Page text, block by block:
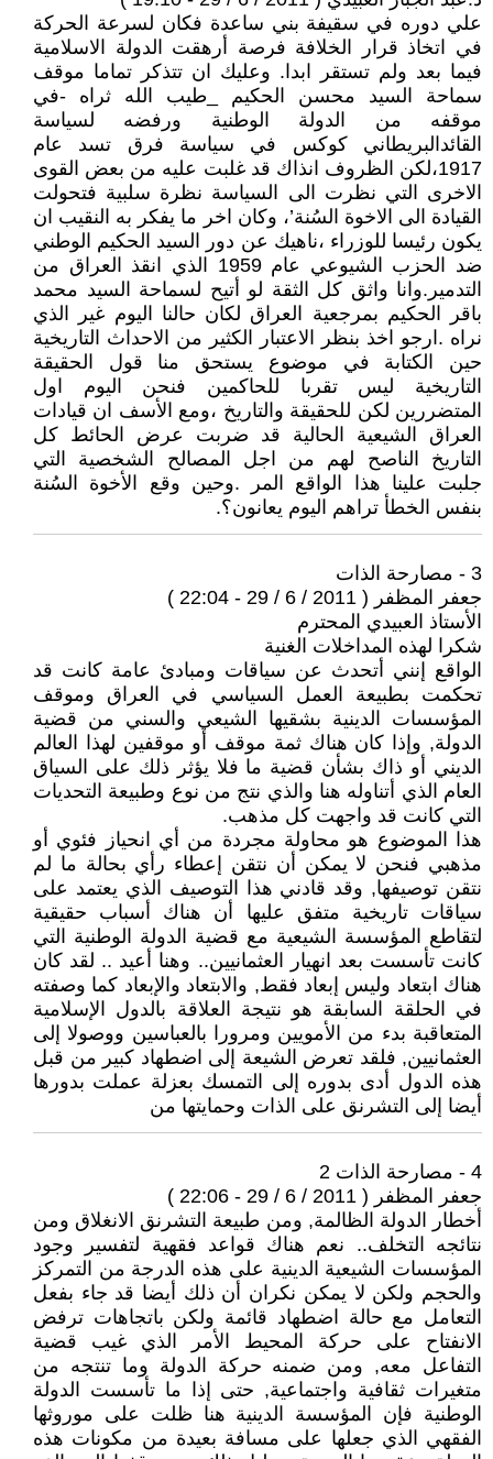
علي دوره في سقيفة بني ساعدة فكان لسرعة الحركة
في اتخاذ قرار الخلافة فرصة أرهقت الدولة الاسلامية
فيما بعد ولم تستقر ابدا. وعليك ان تتذكر تماما موقف
سماحة السيد محسن الحكيم _طيب الله ثراه -في
موقفه من الدولة الوطنية ورفضه لسياسة
القائدالبريطاني كوكس في سياسة فرق تسد عام
1917،لكن الظروف انذاك قد غلبت عليه من بعض القوى
الاخرى التي نظرت الى السياسة نظرة سلبية فتحولت
القيادة الى الاخوة السُنة’، وكان اخر ما يفكر به النقيب ان
يكون رئيسا للوزراء ،ناهيك عن دور السيد الحكيم الوطني
ضد الحزب الشيوعي عام 1959 الذي انقذ العراق من
التدمير.وانا واثق كل الثقة لو أتيح لسماحة السيد محمد
باقر الحكيم بمرجعية العراق لكان حالنا اليوم غير الذي
نراه .ارجو اخذ بنظر الاعتبار الكثير من الاحداث التاريخية
حين الكتابة في موضوع يستحق منا قول الحقيقة
التاريخية ليس تقربا للحاكمين فنحن اليوم اول
المتضررين لكن للحقيقة والتاريخ ،ومع الأسف ان قيادات
العراق الشيعية الحالية قد ضربت عرض الحائط كل
التاريخ الناصح لهم من اجل المصالح الشخصية التي
جلبت علينا هذا الواقع المر .وحين وقع الأخوة السُنة
بنفس الخطأ تراهم اليوم يعانون؟.
3 - مصارحة الذات
جعفر المظفر ( 2011 / 6 / 29 - 22:04 )
الأستاذ العبيدي المحترم
شكرا لهذه المداخلات الغنية
الواقع إنني أتحدث عن سياقات ومبادئ عامة كانت قد
تحكمت بطبيعة العمل السياسي في العراق وموقف
المؤسسات الدينية بشقيها الشيعي والسني من قضية
الدولة, وإذا كان هناك ثمة موقف أو موقفين لهذا العالم
الديني أو ذاك بشأن قضية ما فلا يؤثر ذلك على السياق
العام الذي أتناوله هنا والذي نتج من نوع وطبيعة التحديات
التي كانت قد واجهت كل مذهب.
هذا الموضوع هو محاولة مجردة من أي انحياز فئوي أو
مذهبي فنحن لا يمكن أن نتقن إعطاء رأي بحالة ما لم
نتقن توصيفها, وقد قادني هذا التوصيف الذي يعتمد على
سياقات تاريخية متفق عليها أن هناك أسباب حقيقية
لتقاطع المؤسسة الشيعية مع قضية الدولة الوطنية التي
كانت تأسست بعد انهيار العثمانيين.. وهنا أعيد .. لقد كان
هناك ابتعاد وليس إبعاد فقط, والابتعاد والإبعاد كما وصفته
في الحلقة السابقة هو نتيجة العلاقة بالدول الإسلامية
المتعاقبة بدء من الأمويين ومرورا بالعباسين ووصولا إلى
العثمانيين, فلقد تعرض الشيعة إلى اضطهاد كبير من قبل
هذه الدول أدى بدوره إلى التمسك بعزلة عملت بدورها
أيضا إلى التشرنق على الذات وحمايتها من
4 - مصارحة الذات 2
جعفر المظفر ( 2011 / 6 / 29 - 22:06 )
أخطار الدولة الظالمة, ومن طبيعة التشرنق الانغلاق ومن
نتائجه التخلف.. نعم هناك قواعد فقهية لتفسير وجود
المؤسسات الشيعية الدينية على هذه الدرجة من التمركز
والحجم ولكن لا يمكن نكران أن ذلك أيضا قد جاء بفعل
التعامل مع حالة اضطهاد قائمة ولكن باتجاهات ترفض
الانفتاح على حركة المحيط الأمر الذي غيب قضية
التفاعل معه, ومن ضمنه حركة الدولة وما تنتجه من
متغيرات ثقافية واجتماعية, حتى إذا ما تأسست الدولة
الوطنية فإن المؤسسة الدينية هنا ظلت على موروثها
الفقهي الذي جعلها على مسافة بعيدة من مكونات هذه